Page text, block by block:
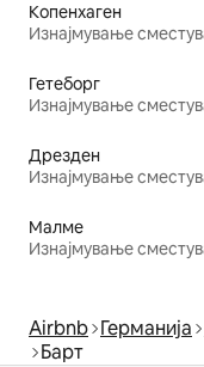
Копенхаген
Гетеборг
Дрезден
Малме
Airbnb Германија
Барт